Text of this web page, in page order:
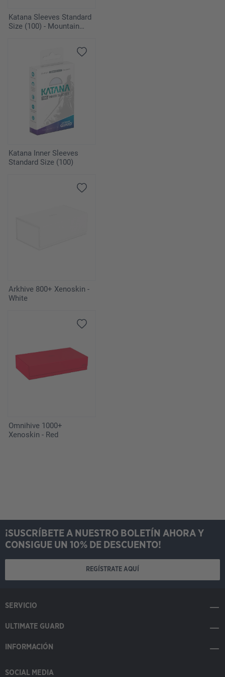
Katana Sleeves Standard
Size (100) - Mountain
Katana Inner Sleeves
Standard Size (100)
Arkhive 800+ Xenoskin -
White
Omnihive 1000+
Xenoskin - Red
¡SUSCRÍBETE A NUESTRO BOLETÍN AHORA Y
CONSIGUE UN 10% DE DESCUENTO!
REGÍSTRATE AQUÍ
SERVICIO
ULTIMATE GUARD
INFORMACIÓN
SOCIAL MEDIA